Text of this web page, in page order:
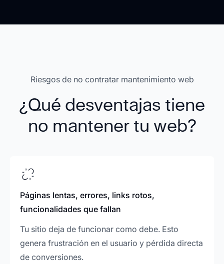
Riesgos de no contratar mantenimiento web
¿Qué desventajas tiene
no mantener tu web?
Páginas lentas, errores, links rotos,
funcionalidades que fallan
Tu sitio deja de funcionar como debe. Esto
genera frustración en el usuario y pérdida directa
de conversiones.